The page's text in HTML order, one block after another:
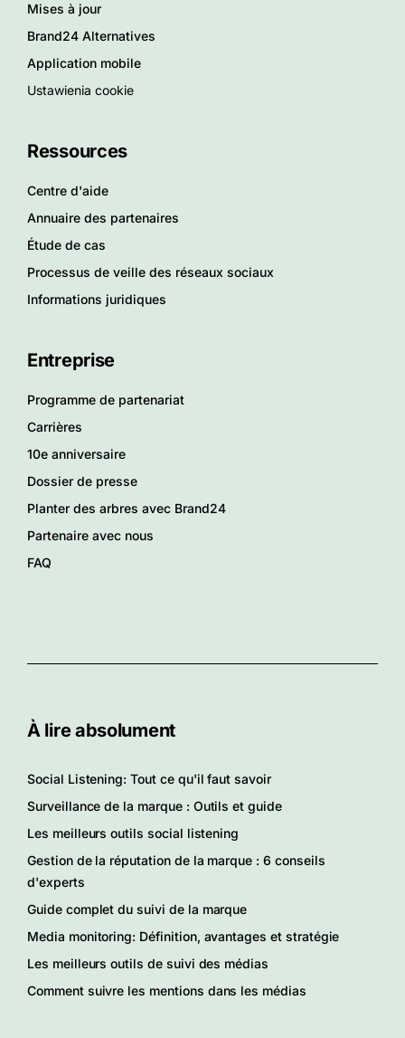
Mises à jour
Brand24 Alternatives
Application mobile
Ustawienia cookie
Ressources
Centre d'aide
Annuaire des partenaires
Étude de cas
Processus de veille des réseaux sociaux
Informations juridiques
Entreprise
Programme de partenariat
Carrières
10e anniversaire
Dossier de presse
Planter des arbres avec Brand24
Partenaire avec nous
FAQ
À lire absolument
Social Listening: Tout ce qu'il faut savoir
Surveillance de la marque : Outils et guide
Les meilleurs outils social listening
Gestion de la réputation de la marque : 6 conseils
d'experts
Guide complet du suivi de la marque
Media monitoring: Définition, avantages et stratégie
Les meilleurs outils de suivi des médias
Comment suivre les mentions dans les médias